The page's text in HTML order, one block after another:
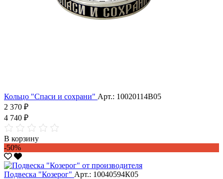
Кольцо "Спаси и сохрани" Арт.: 10020114В05
2 370 ₽
4 740 ₽
В корзину
-50%
Подвеска "Козерог" Арт.: 10040594К05